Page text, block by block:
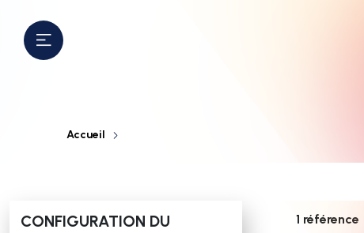
Accueil
CONFIGURATION DU
1 référence